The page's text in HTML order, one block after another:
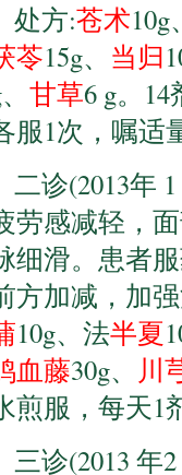
处方:苍术
苓15g、 当归
甘草6 g。
服1次，嘱适
二诊(2013年
劳感减轻，
细滑。患者
方加减，加
10g、法半夏
血藤30g、
川
煎服，每天1
三诊(2013 年